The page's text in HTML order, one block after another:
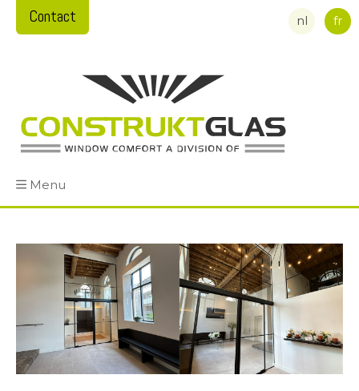
Contact nl fr
Menu